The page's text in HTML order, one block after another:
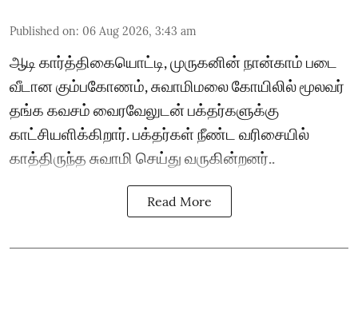
Published on: 06 Aug 2026, 3:43 am
ஆடி கார்த்திகையொட்டி, முருகனின் நான்காம் படை
வீடான கும்பகோணம், சுவாமிமலை கோயிலில் மூலவர்
தங்க கவசம் வைரவேலுடன் பக்தர்களுக்கு
காட்சியளிக்கிறார். பக்தர்கள் நீண்ட வரிசையில்
காத்திருந்த சுவாமி செய்து வருகின்றனர்..
Read More